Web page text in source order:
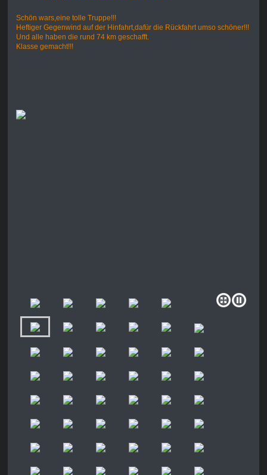
Schön wars,eine tolle Truppe!!!
Heftiger Gegenwind auf der Hinfahrt,dafür die Rückfahrt umso schöner!!!
Und alle haben die rund 74 km geschafft.
Klasse gemacht!!!